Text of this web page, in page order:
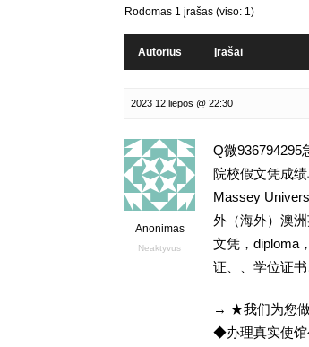
Rodomas 1 įrašas (viso: 1)
Autorius Įrašai
2023 12 liepos @ 22:30
Anonimas
Neaktyvus
Q微936794295
院校假文凭成
Massey
外（海外）澳
文凭，diploma
证、、学位证
→ ★我们为您做
◆办理真实使馆